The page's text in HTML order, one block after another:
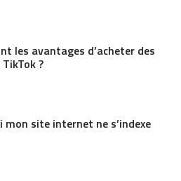
les avantages d’acheter des
?
mon site internet ne s’indexe